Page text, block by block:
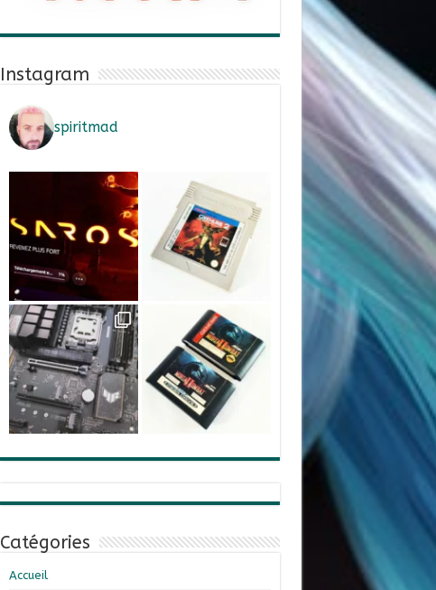
Instagram
spiritmad
Catégories
Accueil